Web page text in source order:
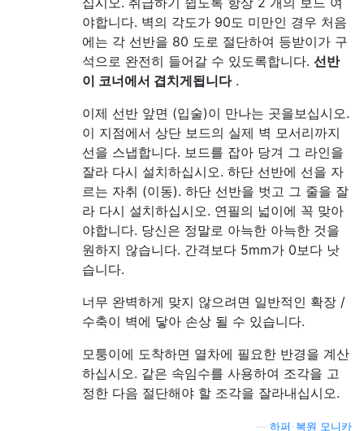
야합니다. 벽의 각도가 90도 미만인 경우 처음
에는 각 선반을 80 도로 절단하여 등받이가 구
석으로 완전히 들어갈 수 있도록합니다. 선반
이 코너에서 겹치게됩니다.
이제 선반 앞면 (입술)이 만나는 곳을보십시오.
이 지점에서 상단 보드의 실제 벽 모서리까지
선을 스냅합니다. 보드를 잡아 당겨 그 라인을
잘라 다시 설치하십시오. 하단 선반에 선을 자
르는 자취 (이동). 하단 선반을 벗고 그 줄을 잘
라 다시 설치하십시오. 연필의 넓이에 꼭 맞아
야합니다. 당신은 정말로 아늑한 아늑한 것을
원하지 않습니다. 간격보다 5mm가 0보다 낫
습니다.
너무 완벽하게 맞지 않으려면 일반적인 확장 /
수축이 벽에 닿아 손상 될 수 있습니다.
모퉁이에 도착하면 열차에 필요한 반경을 계산
하십시오. 같은 속임수를 사용하여 조각을 고
정한 다음 절단해야 할 조각을 잘라내십시오.
하퍼-복원 모니카